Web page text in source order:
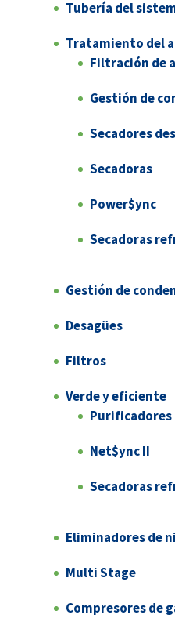
Tubería del
Tratamiento del
Filtración de
Gestión de
Secadores
Secadoras
Power$ync
Secadoras
Gestión de
Desagües
Filtros
Verde y eficiente
Purificadores
Net$ync II
Secadoras
Eliminadores de
Multi Stage
Compresores de